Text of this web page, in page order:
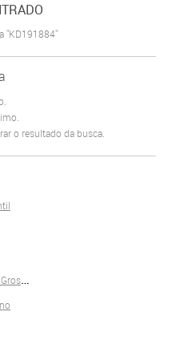
"KD191884"
o resultado da busca.
S
andália Salto Grosso